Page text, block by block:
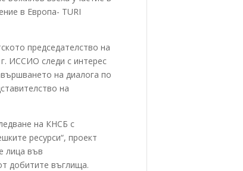
в Европа- TURI
председателство на
ИССИО следи с интерес
на диалога по
на
на КНСБ с
ресурси“, проект
лица във
добитите въглища.